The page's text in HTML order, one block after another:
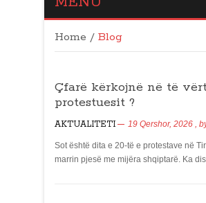
Home / Blog
Çfarë kërkojnë në të
protestuesit ?
AKTUALITETI 19 Qershor, 2026 ,
Sot është dita e 20-të e protestave në
marrin pjesë me mijëra shqiptarë. Ka